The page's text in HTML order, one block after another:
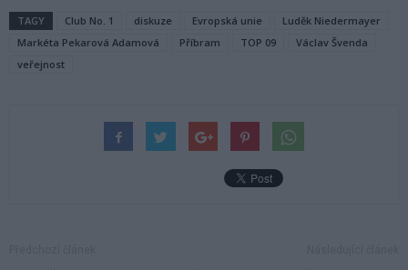
TAGY Club No. 1 diskuze Evropská unie
Luděk Niedermayer
Markéta Pekarová Adamová
Příbram TOP 09
Václav Švenda
veřejnost